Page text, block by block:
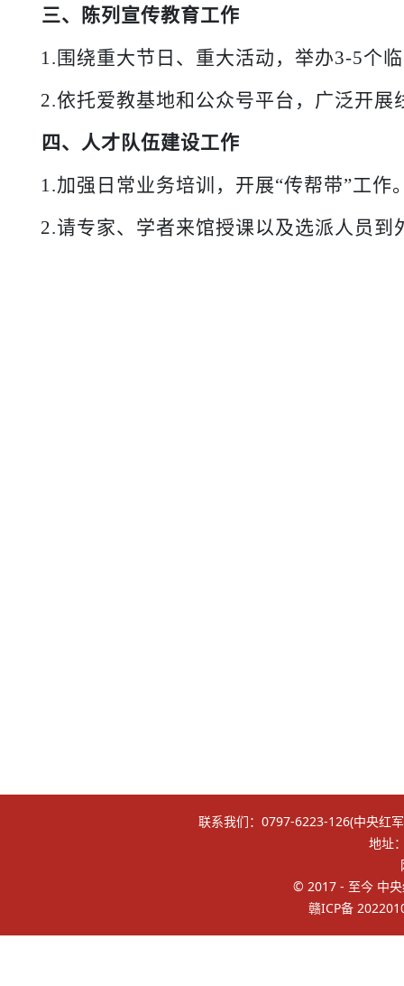
三、陈列宣传教育工作
1.围绕重大节日、重大活动，举办3-5个
2.依托爱教基地和公众号平台，广泛开展
四、人才队伍建设工作
1.加强日常业务培训，开展“传帮带”工作
2.请专家、学者来馆授课以及选派人员到
联系我们：0797-6223-126(中央红
地址
© 2017 - 至今 中
赣ICP备